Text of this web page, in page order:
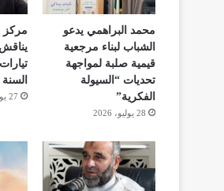
محمد البراهمي يدعو
الشباب لبناء مرجعية
قيمية صلبة لمواجهة
تحديات “السيولة
الفكرية”
28 يوليو، 2026
مركز
السنة
27 يوليو، 2026